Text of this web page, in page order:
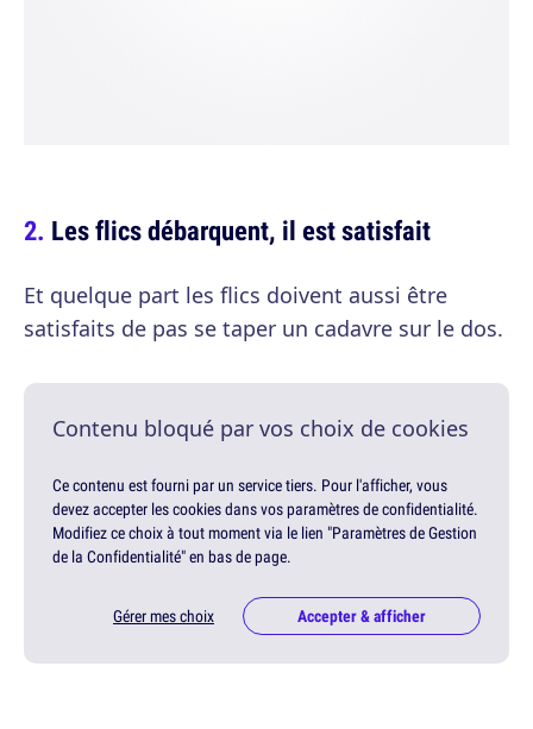
Les flics débarquent, il est satisfait
Et quelque part les flics doivent aussi être
satisfaits de pas se taper un cadavre sur le dos.
Contenu bloqué par vos choix de cookies
Ce contenu est fourni par un service tiers. Pour l'afficher, vous
devez accepter les cookies dans vos paramètres de confidentialité.
Modifiez ce choix à tout moment via le lien "Paramètres de Gestion
de la Confidentialité" en bas de page.
Gérer mes choix Accepter & afficher